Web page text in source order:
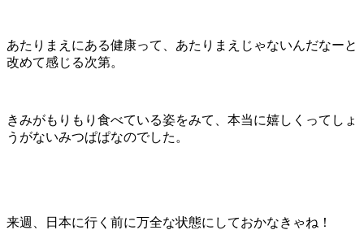
あたりまえにある健康って、あたりまえじゃないんだなーと
改めて感じる次第。
きみがもりもり食べている姿をみて、本当に嬉しくってしょ
うがないみつぱぱなのでした。
来週、日本に行く前に万全な状態にしておかなきゃね！